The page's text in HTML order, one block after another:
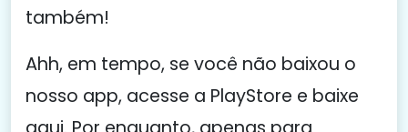
também!
Ahh, em tempo, se você não baixou o
nosso app, acesse a PlayStore e baixe